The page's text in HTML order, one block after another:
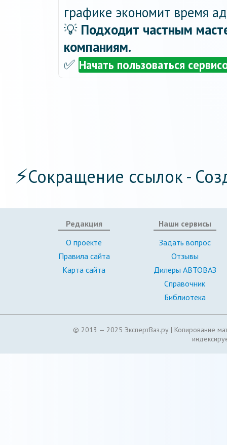
графике экономит время
💡 Подходит частным
компаниям.
✅ Начать пользоваться
⚡Сокращение ссылок -
Редакция
О проекте
Правила сайта
Карта сайта
Наши сервисы
Задать вопрос
Отзывы
Дилеры АВТОВАЗ
Справочник
Библиотека
© 2013 — 2025 ЭкспертВаз.ру | Копирование